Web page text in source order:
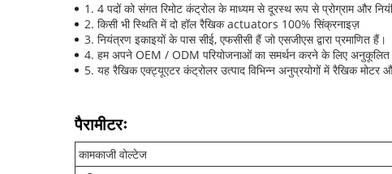
4 पदों को संगत रिमोट कंट्रोल के माध्यम से दूरस्थ रूप से प्रोग्राम और
किसी भी स्थिति में दो हॉल रैखिक actuators 100% सिंक्रनाइज़
नियंत्रण इकाइयों के पास सीई, एफसीसी हैं जो एसजीएस द्वारा प्रमाणित हैं।
हम अपने OEM / ODM परियोजनाओं का समर्थन करने के लिए अनुकूलित
यह रैखिक एक्ट्यूएटर कंट्रोलर उत्पाद विभिन्न अनुप्रयोगों में रैखिक
पैरामीटरः
कामकाजी वोल्टेज